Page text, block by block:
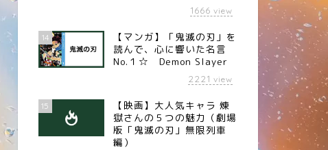
1666 view
14
【マンガ】「鬼滅の刃」を
読んで、心に響いた名言
No.１☆ Demon Slayer
2221 view
15
【映画】大人気キャラ 煉󠄁
獄さんの５つの魅力（劇場
版「鬼滅の刃」無限列車
編）